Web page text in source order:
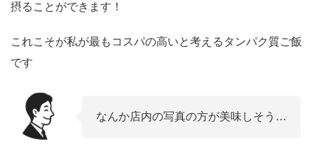
摂ることができます！
これこそが私が最もコスパの高いと考えるタンパク質ご飯
です
なんか店内の写真の方が美味しそう…